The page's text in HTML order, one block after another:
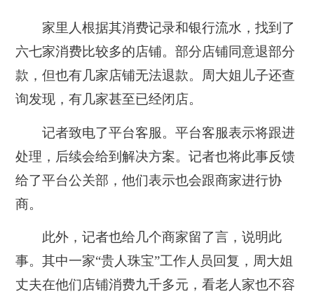
家里人根据其消费记录和银行流水，找到了
六七家消费比较多的店铺。部分店铺同意退部分
款，但也有几家店铺无法退款。周大姐儿子还查
询发现，有几家甚至已经闭店。
记者致电了平台客服。平台客服表示将跟进
处理，后续会给到解决方案。记者也将此事反馈
给了平台公关部，他们表示也会跟商家进行协
商。
此外，记者也给几个商家留了言，说明此
事。其中一家“贵人珠宝”工作人员回复， 周大姐
丈夫在他们店铺消费九千多元，看老人家也不容